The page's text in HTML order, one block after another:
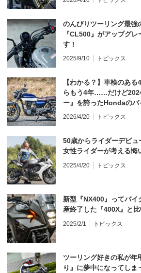
のんびりツーリング最強
『CL500』がアップグ
す！
2025/9/10 トピックス
【わかる？】車検のあ
らもう4年……だけど
ー』を誇ったHondaのバ
う？
2026/4/20 トピックス
50歳からライダーデビ
女性ライダーが考える悔
2025/4/20 トピックス
新型『NX400』ってバイ
産終了した『400X』と
2025/2/1 トピックス
ツーリング好きの私が年
り』に夢中になってしま